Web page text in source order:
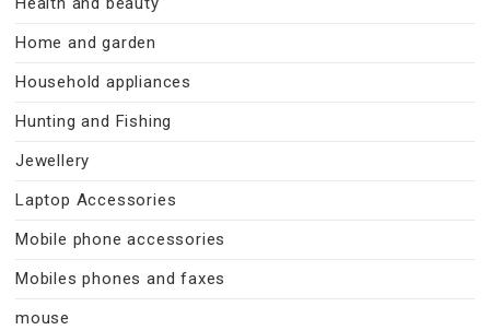
Home and garden
Household appliances
Hunting and Fishing
Jewellery
Laptop Accessories
Mobile phone accessories
Mobiles phones and faxes
mouse